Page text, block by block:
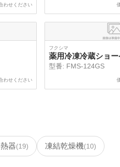
わせください
わせください
フクシマ
薬用冷凍冷蔵ショー
型番: FMS-124GS
器(19) 凍結乾燥機(10)